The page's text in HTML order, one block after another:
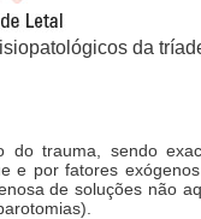
da
trauma, sendo
e por fatores
de soluções não